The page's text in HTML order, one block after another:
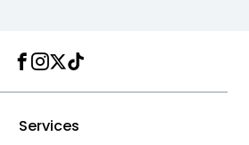
Facebook
Instagram
Twitter
TikTok
Services